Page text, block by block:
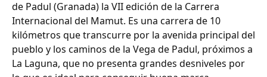
de Padul (Granada) la VII edición de la Carrera
Internacional del Mamut. Es una carrera de 10
kilómetros que transcurre por la avenida principal del
pueblo y los caminos de la Vega de Padul, próximos a
La Laguna, que no presenta grandes desniveles por